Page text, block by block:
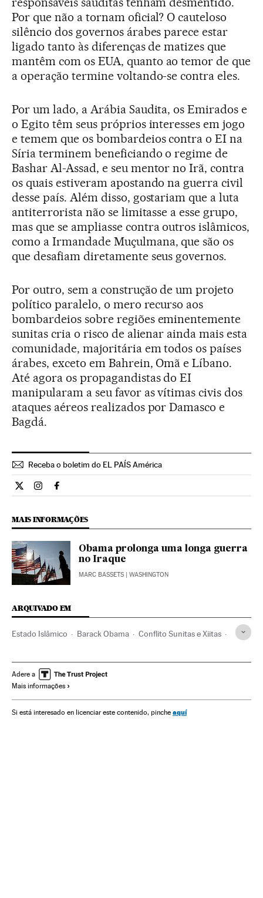
Por que não a tornam oficial? O cauteloso
silêncio dos governos árabes parece estar
ligado tanto às diferenças de matizes que
mantêm com os EUA, quanto ao temor de que
a operação termine voltando-se contra eles.
Por um lado, a Arábia Saudita, os Emirados e
o Egito têm seus próprios interesses em jogo
e temem que os bombardeios contra o EI na
Síria terminem beneficiando o regime de
Bashar Al-Assad, e seu mentor no Irã, contra
os quais estiveram apostando na guerra civil
desse país. Além disso, gostariam que a luta
antiterrorista não se limitasse a esse grupo,
mas que se ampliasse contra outros islâmicos,
como a Irmandade Muçulmana, que são os
que desafiam diretamente seus governos.
Por outro, sem a construção de um projeto
político paralelo, o mero recurso aos
bombardeios sobre regiões eminentemente
sunitas cria o risco de alienar ainda mais esta
comunidade, majoritária em todos os países
árabes, exceto em Bahrein, Omã e Líbano.
Até agora os propagandistas do EI
manipularam a seu favor as vítimas civis dos
ataques aéreos realizados por Damasco e
Bagdá.
Receba o boletim do EL PAÍS América
Internacional El País Brasil en Twitter
Internacional El País Brasil en Instagram
Internacional El País Brasil en Facebook
MAIS INFORMAÇÕES
Obama prolonga uma longa guerra
no Iraque
MARC BASSETS | WASHINGTON
ARQUIVADO EM
Estado Islâmico Barack Obama Conflito Sunitas e Xiitas
Grupos terroristas América do Norte
Conflitos
Adere a
Mais informações
Si está interesado en licenciar este contenido, pinche aquí